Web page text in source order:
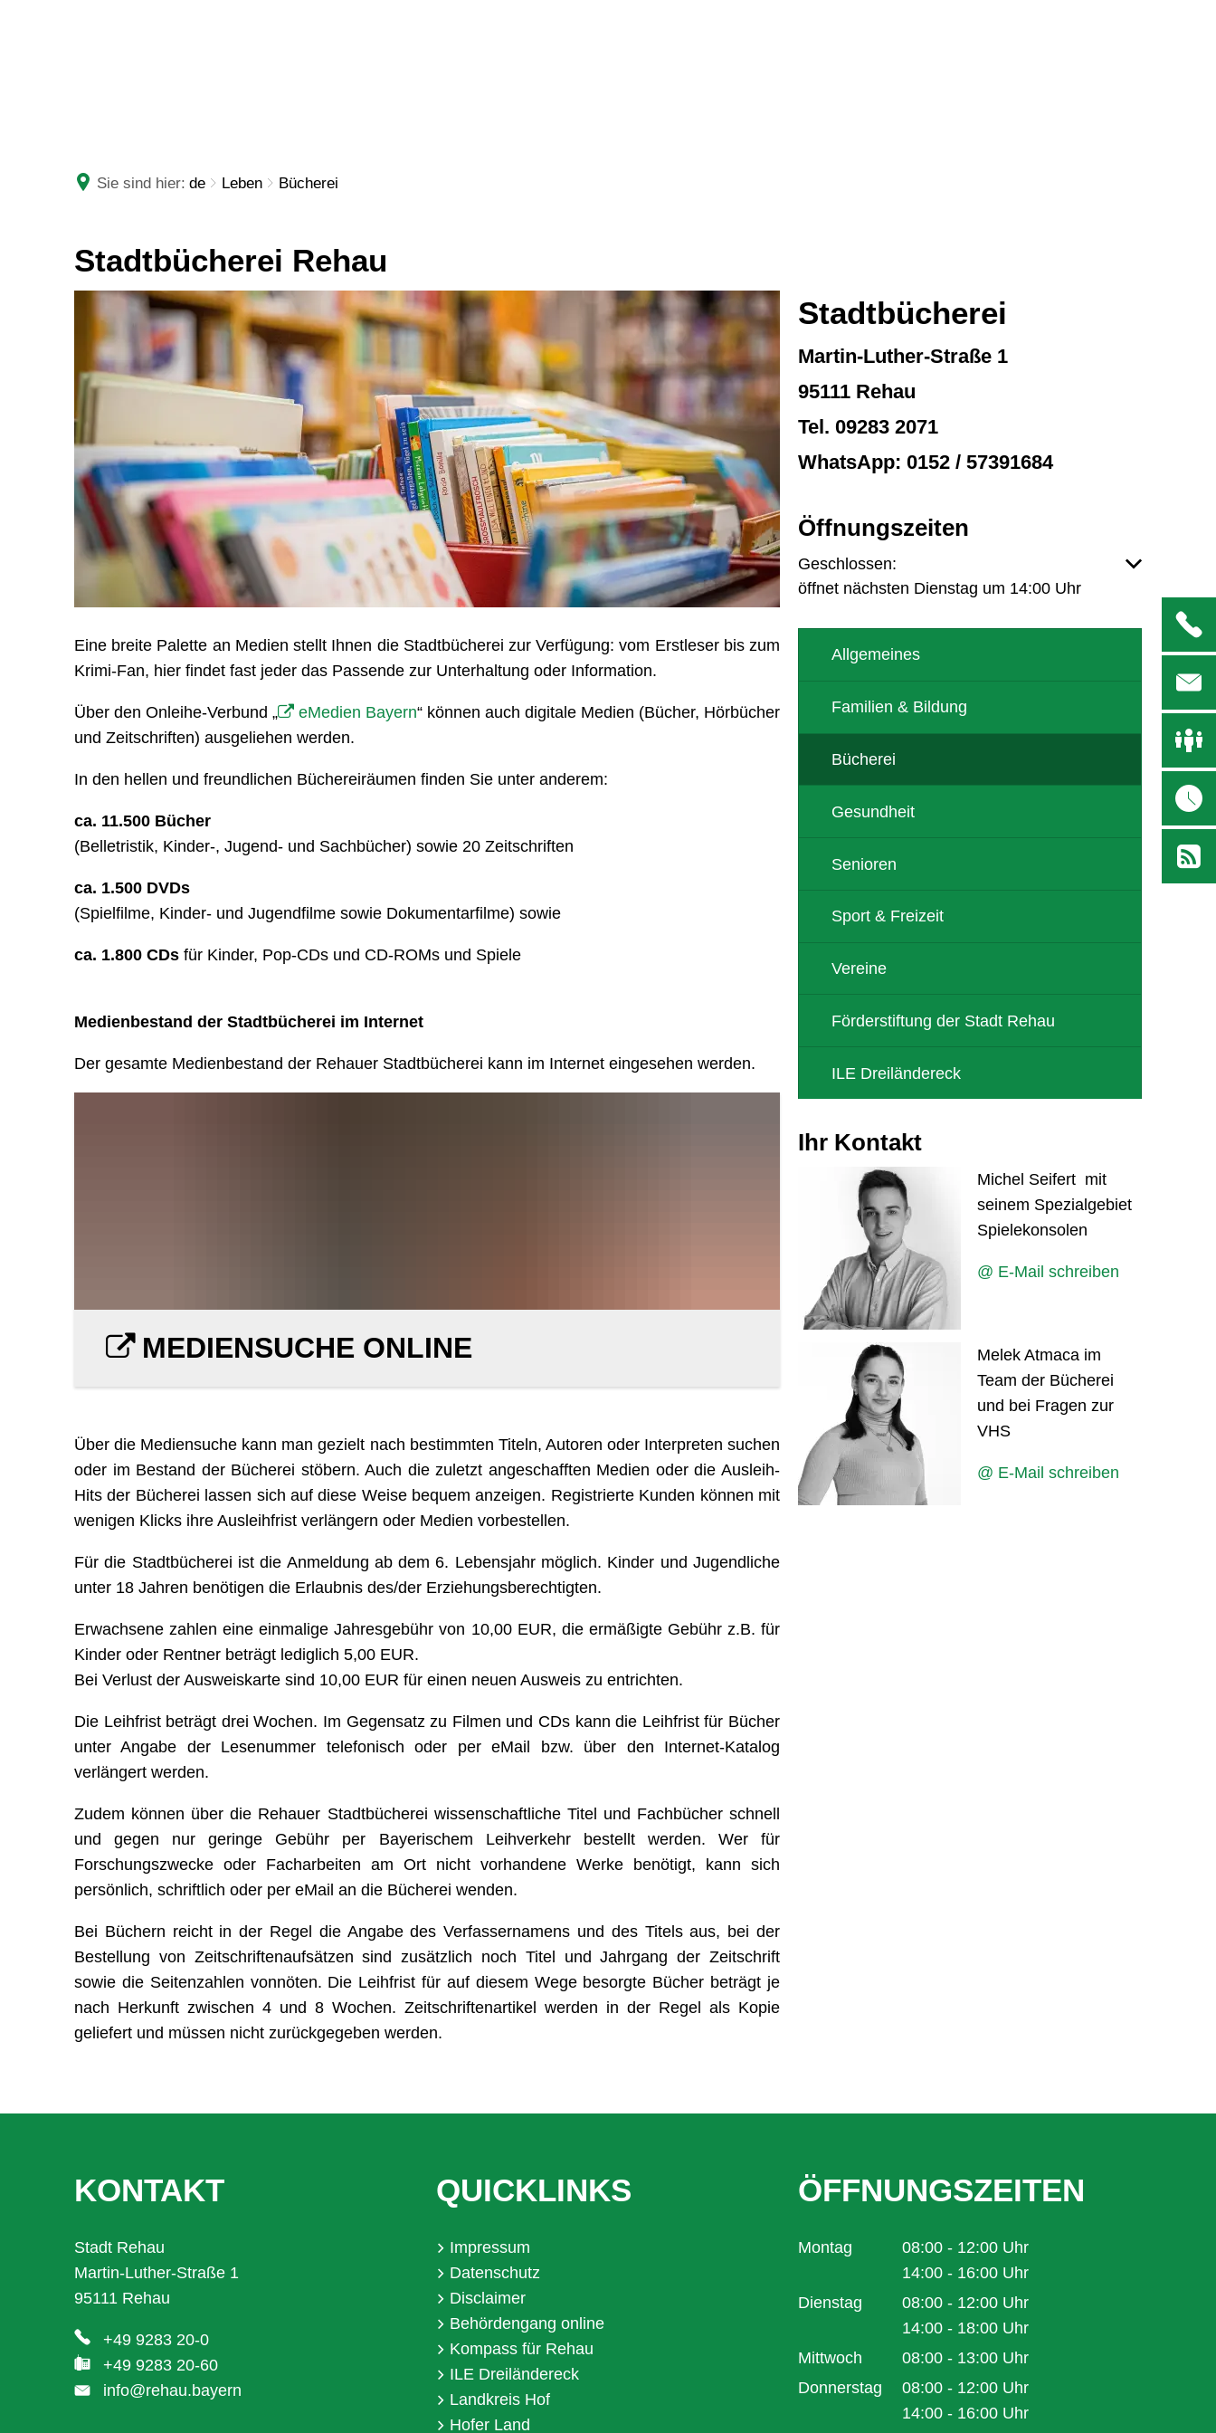
Sie sind hier: de Leben Bücherei
Stadtbücherei Rehau
Eine breite Palette an Medien stellt Ihnen die Stadtbücherei zur Verfügung: vom Erstleser bis zum
Krimi-Fan, hier findet fast jeder das Passende zur Unterhaltung oder Information.
Über den Onleihe-Verbund „ eMedien Bayern“ können auch digitale Medien (Bücher, Hörbücher
und Zeitschriften) ausgeliehen werden.
In den hellen und freundlichen Büchereiräumen finden Sie unter anderem:
ca. 11.500 Bücher
(Belletristik, Kinder-, Jugend- und Sachbücher) sowie 20 Zeitschriften
ca. 1.500 DVDs
(Spielfilme, Kinder- und Jugendfilme sowie Dokumentarfilme) sowie
ca. 1.800 CDs für Kinder, Pop-CDs und CD-ROMs und Spiele
Medienbestand der Stadtbücherei im Internet
Der gesamte Medienbestand der Rehauer Stadtbücherei kann im Internet eingesehen werden.
MEDIENSUCHE ONLINE
Über die Mediensuche kann man gezielt nach bestimmten Titeln, Autoren oder Interpreten suchen
oder im Bestand der Bücherei stöbern. Auch die zuletzt angeschafften Medien oder die Ausleih-
Hits der Bücherei lassen sich auf diese Weise bequem anzeigen. Registrierte Kunden können mit
wenigen Klicks ihre Ausleihfrist verlängern oder Medien vorbestellen.
Für die Stadtbücherei ist die Anmeldung ab dem 6. Lebensjahr möglich. Kinder und Jugendliche
unter 18 Jahren benötigen die Erlaubnis des/der Erziehungsberechtigten.
Erwachsene zahlen eine einmalige Jahresgebühr von 10,00 EUR, die ermäßigte Gebühr z.B. für
Kinder oder Rentner beträgt lediglich 5,00 EUR.
Bei Verlust der Ausweiskarte sind 10,00 EUR für einen neuen Ausweis zu entrichten.
Die Leihfrist beträgt drei Wochen. Im Gegensatz zu Filmen und CDs kann die Leihfrist für Bücher
unter Angabe der Lesenummer telefonisch oder per eMail bzw. über den Internet-Katalog
verlängert werden.
Zudem können über die Rehauer Stadtbücherei wissenschaftliche Titel und Fachbücher schnell
und gegen nur geringe Gebühr per Bayerischem Leihverkehr bestellt werden. Wer für
Forschungszwecke oder Facharbeiten am Ort nicht vorhandene Werke benötigt, kann sich
persönlich, schriftlich oder per eMail an die Bücherei wenden.
Bei Büchern reicht in der Regel die Angabe des Verfassernamens und des Titels aus, bei der
Bestellung von Zeitschriftenaufsätzen sind zusätzlich noch Titel und Jahrgang der Zeitschrift
sowie die Seitenzahlen vonnöten. Die Leihfrist für auf diesem Wege besorgte Bücher beträgt je
nach Herkunft zwischen 4 und 8 Wochen. Zeitschriftenartikel werden in der Regel als Kopie
geliefert und müssen nicht zurückgegeben werden.
Stadtbücherei
Martin-Luther-Straße 1
95111 Rehau
Tel. 09283 2071
WhatsApp: 0152 / 57391684
Öffnungszeiten
Klicken, um weitere Öffnungs- oder Schließzeiten
Geschlossen:
öffnet nächsten Dienstag um 14:00 Uhr
Allgemeines
Familien & Bildung
Bücherei
Gesundheit
Senioren
Sport & Freizeit
Vereine
Förderstiftung der Stadt Rehau
ILE Dreiländereck
Ihr Kontakt
Michel Seifert mit
seinem Spezialgebiet
Spielekonsolen
@ E-Mail schreiben
Melek Atmaca im
Team der Bücherei
und bei Fragen zur
VHS
@ E-Mail schreiben
KONTAKT
Stadt Rehau
Martin-Luther-Straße 1
95111 Rehau
+49 9283 20-0
+49 9283 20-60
info@rehau.bayern
QUICKLINKS
Impressum
Datenschutz
Disclaimer
Behördengang online
Kompass für Rehau
ILE Dreiländereck
Landkreis Hof
Hofer Land
ÖFFNUNGSZEITEN
Montag 08:00 - 12:00 Uhr
Von 08:00 bis 12:00 Uhr
14:00 - 16:00 Uhr
Von 14:00 bis 16:00 Uhr
Dienstag 08:00 - 12:00 Uhr
Von 08:00 bis 12:00 Uhr
14:00 - 18:00 Uhr
Von 14:00 bis 18:00 Uhr
Mittwoch 08:00 - 13:00 Uhr
Von 08:00 bis 13:00 Uhr
Donnerstag 08:00 - 12:00 Uhr
Von 08:00 bis 12:00 Uhr
14:00 - 16:00 Uhr